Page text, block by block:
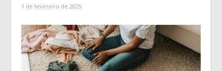
1 de fevereiro de 2025